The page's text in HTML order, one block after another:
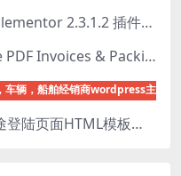
亲测Jet Theme Core For Elementor 2.3.1.2 插件下载
亲测+稀缺WooCommerce PDF Invoices & Packing Slips Professional v2.20.0 + Templates v2.25.1 [by WpOverNight] WooCommerce PDF 发票和装箱单插件下载
车辆，船舶经销商wordpress主题下
Crone v1.1.0 – 创意多用途登陆页面HTML模板下载